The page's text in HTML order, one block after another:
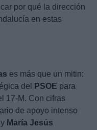
por qué la dirección
en estas
es más que un mitin:
del
PSOE para
17-M. Con cifras
de apoyo intenso
y María Jesús